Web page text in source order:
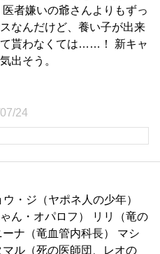
者嫌いの爺さんよりもずっ
なんだけど、養い子が出来
貰わなくては……！ 新キャ
出そう。
24
・ジ（ヤポネ人の少年）
ん・オパロフ） リリ（竜の
ナ（竜血管内科長） マシ
ル（死の医師団、レオの